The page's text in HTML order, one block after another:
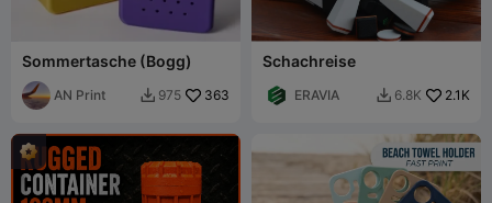
Sommertasche (Bogg)
AN Print  975 363
Schachreise
ERAVIA  6.8K 2.1K